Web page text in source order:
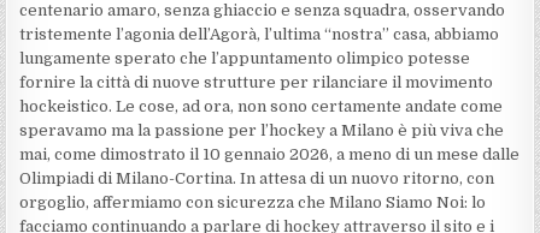
centenario amaro, senza ghiaccio e senza squadra, osservando
tristemente l’agonia dell’Agorà, l’ultima “nostra” casa, abbiamo
lungamente sperato che l’appuntamento olimpico potesse
fornire la città di nuove strutture per rilanciare il movimento
hockeistico. Le cose, ad ora, non sono certamente andate come
speravamo ma la passione per l’hockey a Milano è più viva che
mai, come dimostrato il 10 gennaio 2026, a meno di un mese dalle
Olimpiadi di Milano-Cortina. In attesa di un nuovo ritorno, con
orgoglio, affermiamo con sicurezza che Milano Siamo Noi: lo
facciamo continuando a parlare di hockey attraverso il sito e i